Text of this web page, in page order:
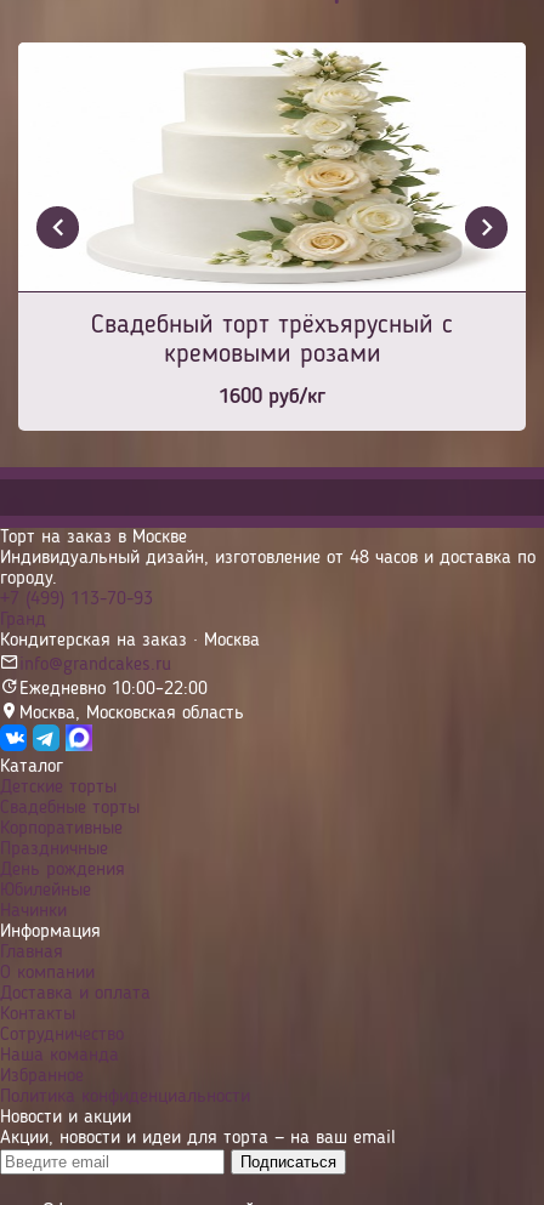
Свадебный торт трёхъярусный с
кремовыми розами
1600 руб/кг
Торт на заказ в Москве
Индивидуальный дизайн, изготовление от 48 часов и доставка по
городу.
+7 (499) 113-70-93
Гранд
Кондитерская на заказ · Москва
info@grandcakes.ru
Ежедневно 10:00–22:00
Москва, Московская область
Каталог
Детские торты
Свадебные торты
Корпоративные
Праздничные
День рождения
Юбилейные
Начинки
Информация
Главная
О компании
Доставка и оплата
Контакты
Сотрудничество
Наша команда
Избранное
Политика конфиденциальности
Новости и акции
Акции, новости и идеи для торта — на ваш email